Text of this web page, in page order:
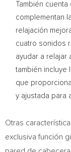
También
complementan
relajación
cuatro sonidos
ayudar a relajar
también incluye
que
y ajustada para
Otras
exclusiva función